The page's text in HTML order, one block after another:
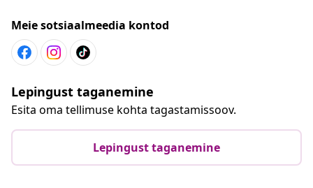
Meie sotsiaalmeedia kontod
Lepingust taganemine
Esita oma tellimuse kohta tagastamissoov.
Lepingust taganemine